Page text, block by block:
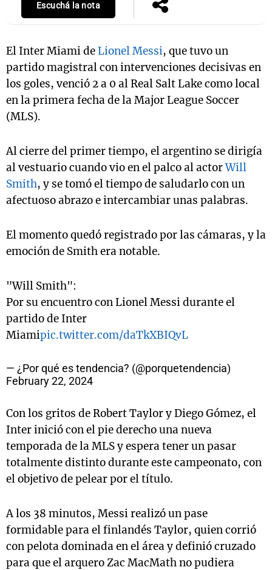
Escuchá la nota
El Inter Miami deLionel Messi, que tuvo un
partido magistral con intervenciones decisivas en
los goles, venció 2 a 0 al Real Salt Lake como local
en la primera fecha de la Major League Soccer
(MLS).
Al cierre del primer tiempo, el argentino se dirigía
al vestuario cuando vio en el palco al actorWill
Smith, y se tomó el tiempo de saludarlo con un
afectuoso abrazo e intercambiar unas palabras.
El momento quedó registrado por las cámaras, y la
emoción de Smith era notable.
"Will Smith":
Por su encuentro con Lionel Messi durante el
partido de Inter
Miamipic.twitter.com/daTkXBIQvL
— ¿Por qué es tendencia? (@porquetendencia)
February 22, 2024
Con los gritos de Robert Taylor y Diego Gómez, el
Inter inició con el pie derecho una nueva
temporada de la MLS y espera tener un pasar
totalmente distinto durante este campeonato, con
el objetivo de pelear por el título.
A los 38 minutos, Messi realizó un pase
formidable para el finlandés Taylor, quien corrió
con pelota dominada en el área y definió cruzado
para que el arquero Zac MacMath no pudiera